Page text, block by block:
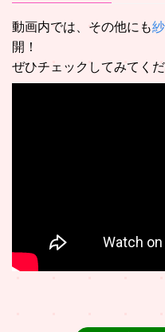
動画内では、その他にも
開！
ぜひチェックしてみてくだ